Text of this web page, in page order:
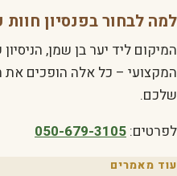
למה לבחור בפנסיון חוות
המקצועי – כל אלה הופכים את
שלכם.
לפרטים: 050-679-3105
עוד מאמרים